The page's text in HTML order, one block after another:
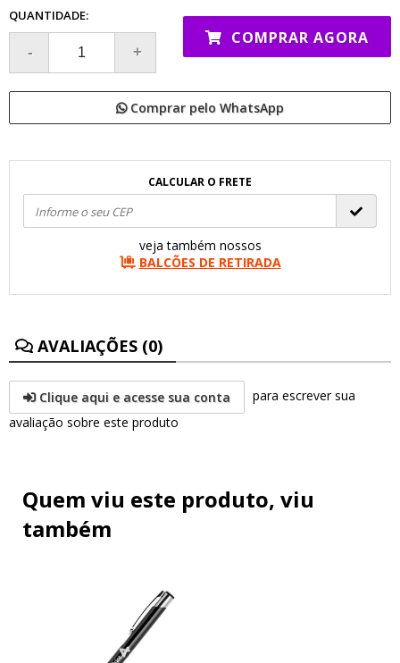
QUANTIDADE:
COMPRAR AGORA
Comprar pelo WhatsApp
CALCULAR O FRETE
veja também nossos
BALCÕES DE RETIRADA
AVALIAÇÕES (0)
Clique aqui e acesse sua conta
para escrever sua
avaliação sobre este produto
Quem viu este produto, viu
também